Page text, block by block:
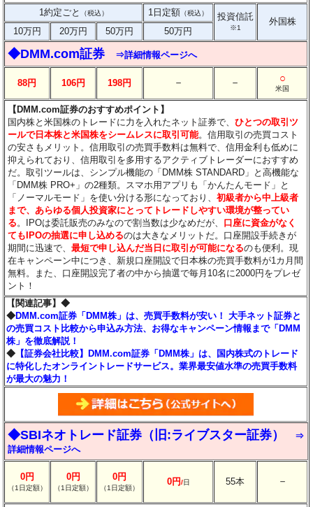
1約定ごと （税込） 1日定額 （税込） 投資信託
※1
外国株
10万円
20万円 50万円 50万円
◆DMM.com証券 ⇒詳細情報ページへ
88円 106円 198円 － － ○
米国
【DMM.com証券のおすすめポイント】
国内株と米国株のトレードに力を入れたネット証券で、ひとつの取引ツ
ールで日本株と米国株をシームレスに取引可能。信用取引の売買コスト
の安さもメリット。信用取引の売買手数料は無料で、信用金利も低めに
抑えられており、信用取引を多用するアクティブトレーダーにおすすめ
だ。取引ツールは、シンプル機能の「DMM株 STANDARD」と高機能な
「DMM株 PRO+」の2種類。スマホ用アプリも「かんたんモード」と
「ノーマルモード」を使い分ける形になっており、初級者から中上級者
まで、あらゆる個人投資家にとってトレードしやすい環境が整ってい
る。IPOは委託販売のみなので割当数は少なめだが、 口座に資金がなく
てもIPOの抽選に申し込めるのは大きなメリットだ。口座開設手続きが
期間に迅速で、最短で申し込んだ当日に取引が可能になるのも便利。現
在キャンペーン中につき、新規口座開設で日本株の売買手数料が1カ月間
無料。また、口座開設完了者の中から抽選で毎月10名に2000円をプレゼ
ント！
【関連記事】◆
◆DMM.com証券「DMM株」は、売買手数料が安い！ 大手ネット証券と
の売買コスト比較から申込み方法、お得なキャンペーン情報まで「DMM
株」を徹底解説！
◆ 【証券会社比較】DMM.com証券「DMM株」は、国内株式のトレード
に特化したオンライントレードサービス。業界最安値水準の売買手数料
が最大の魅力！
◆SBIネオトレード証券（旧:ライブスター証券）
⇒
詳細情報ページへ
0円
（1日定額）
0円
（1日定額）
0円
（1日定額）
0円/日 55本 －